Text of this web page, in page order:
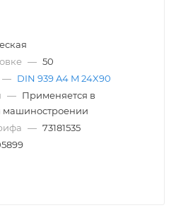
— 50
— DIN 939 A4 M 24X90
— Применяется в
машиностроении
— 73181535